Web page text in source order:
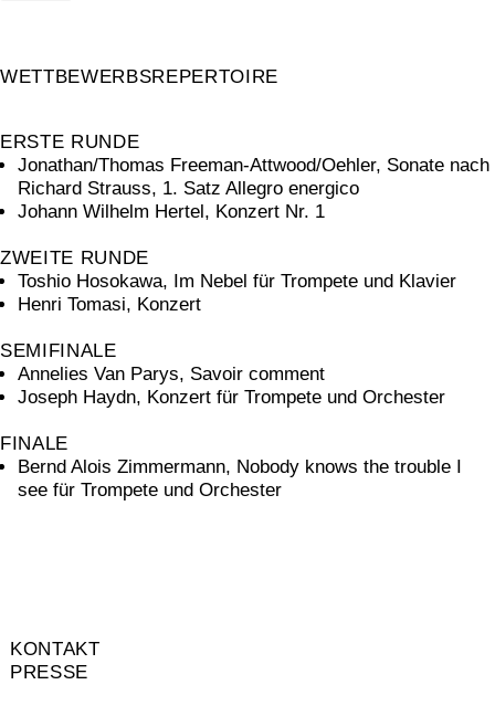
WETTBEWERBSREPERTOIRE
ERSTE RUNDE
Jonathan/Thomas Freeman-Attwood/Oehler, Sonate nach
Richard Strauss, 1. Satz Allegro energico
Johann Wilhelm Hertel, Konzert Nr. 1
ZWEITE RUNDE
Toshio Hosokawa, Im Nebel für Trompete und Klavier
Henri Tomasi, Konzert
SEMIFINALE
Annelies Van Parys, Savoir comment
Joseph Haydn, Konzert für Trompete und Orchester
FINALE
Bernd Alois Zimmermann, Nobody knows the trouble I
see für Trompete und Orchester
KONTAKT
PRESSE